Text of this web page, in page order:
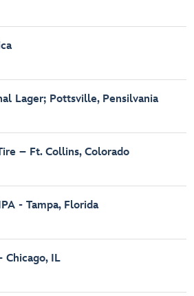
Lager; Pottsville, Pensilvania
– Ft. Collins, Colorado
- Tampa, Florida
Chicago, IL